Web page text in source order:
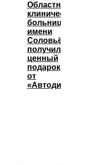
Областная
клиническая
больница
имени
Соловьёва
получила
ценный
подарок
от
«Автодизеля»